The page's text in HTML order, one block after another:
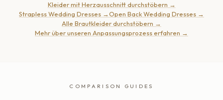
Kleider mit Herzausschnitt durchstöbern →
Strapless Wedding Dresses →Open Back Wedding Dresses →
Alle Brautkleider durchstöbern →
Mehr über unseren Anpassungsprozess erfahren →
COMPARISON GUIDES